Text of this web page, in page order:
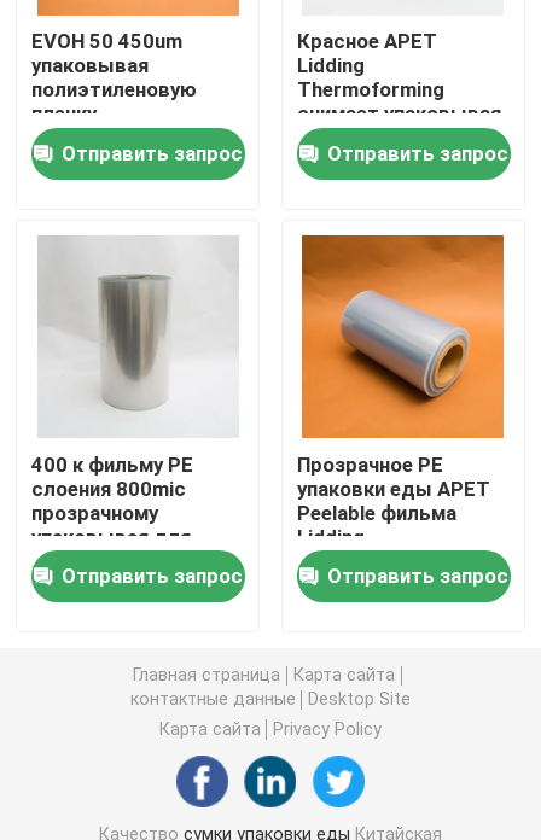
Новости
Все случаи
Сумки кофе упаковывая
Сумка корма для домашних животных упаковывая
Стойте вверх мешок
Фильм упаковки еды
Recyclable упаковка еды мешка
Фильм Thermoforming
Напечатанный фильм Lidding
Фильм пластиковой упаковки
EVOH 50 450um
упаковывая
полиэтиленовую
пленку
Thermoforming
прозрачного фильма
нижнюю
Отправить запрос
Красное APET
Lidding
Thermoforming
снимает упаковывая
корку качества еды
пакета голени
легкую
Отправить запрос
400 к фильму PE
слоения 800mic
прозрачному
упаковывая для
пакета кожи
Отправить запрос
Прозрачное PE
упаковки еды APET
Peelable фильма
Lidding
Thermoforming для
хлебаОтправить запрос
Главная страница
Карта сайта
контактные данные
Desktop Site
Карта сайта
Privacy Policy
Качество сумки упаковки еды Китайская